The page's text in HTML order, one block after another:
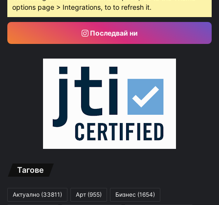
options page > Integrations, to to refresh it.
Последвай ни
Тагове
Актуално (33811) Арт (955) Бизнес (1654)